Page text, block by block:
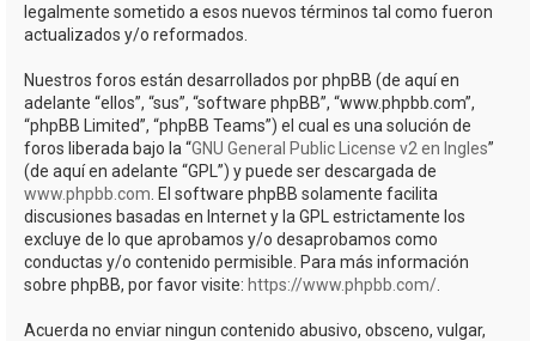
legalmente sometido a esos nuevos términos tal como fueron
actualizados y/o reformados.
Nuestros foros están desarrollados por phpBB (de aquí en
adelante “ellos”, “sus”, “software phpBB”, “www.phpbb.com”,
“phpBB Limited”, “phpBB Teams”) el cual es una solución de
foros liberada bajo la “GNU General Public License v2 en Ingles”
(de aquí en adelante “GPL”) y puede ser descargada de
www.phpbb.com . El software phpBB solamente facilita
discusiones basadas en Internet y la GPL estrictamente los
excluye de lo que aprobamos y/o desaprobamos como
conductas y/o contenido permisible. Para más información
sobre phpBB, por favor visite: https://www.phpbb.com/
Acuerda no enviar ningun contenido abusivo, obsceno, vulgar,